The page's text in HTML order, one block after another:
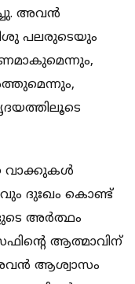
അവൻ
പലരുടെയും
വാക്കുകൾ
ദുഃഖം കൊണ്ട്
അർത്ഥം
ആത്മാവിന്
അവൻ ആശ്വാസം